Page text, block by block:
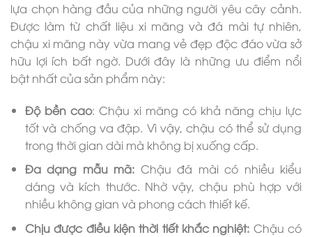
lựa chọn hàng đầu của những người yêu cây cảnh.
Được làm từ chất liệu xi măng và đá mài tự nhiên,
chậu xi măng này vừa mang vẻ đẹp độc đáo vừa sở
hữu lợi ích bất ngờ. Dưới đây là những ưu điểm nổi
bật nhất của sản phẩm này:
Độ bền cao: Chậu xi măng có khả năng chịu lực
tốt và chống va đập. Vì vậy,chậu có thể sử dụng
trong thời gian dài mà không bị xuống cấp.
Đa dạng mẫu mã: Chậu đá mài có nhiều kiểu
dáng và kích thước. Nhờ vậy, chậu phù hợp với
nhiều không gian và phong cách thiết kế.
Chịu được điều kiện thời tiết khắc nghiệt: Chậu có